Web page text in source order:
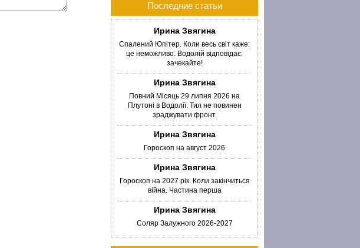
Последние статьи
Ирина Звягина
Спалений Юпітер. Коли весь світ каже:
це неможливо. Водолій відповідає:
зачекайте!
Ирина Звягина
Повний Місяць 29 липня 2026 на
Плутоні в Водолії. Тил не повинен
зраджувати фронт.
Ирина Звягина
Гороскоп на август 2026
Ирина Звягина
Гороскоп на 2027 рік. Коли закінчиться
війна. Частина перша
Ирина Звягина
Соляр Залужного 2026-2027